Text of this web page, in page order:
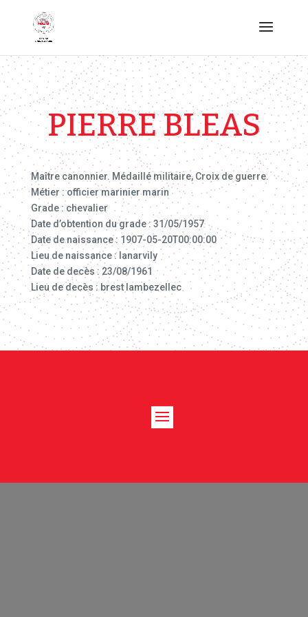
PIERRE BLEAS
Maître canonnier. Médaillé militaire, Croix de guerre.
Métier : officier marinier marin
Grade : chevalier
Date d’obtention du grade : 31/05/1957
Date de naissance : 1907-05-20T00:00:00
Lieu de naissance : lanarvily
Date de decès : 23/08/1961
Lieu de decès : brest lambezellec